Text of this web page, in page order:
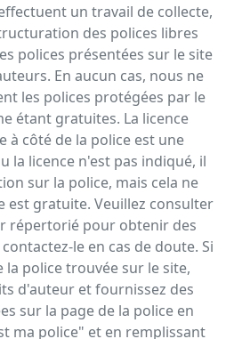
un travail de collecte,
des polices libres
polices présentées sur le site
En aucun cas, nous ne
les polices protégées par le
étant gratuites. La licence
à côté de la police est une
la licence n'est pas indiqué, il
sur la police, mais cela ne
est gratuite. Veuillez consulter
répertorié pour obtenir des
le en cas de doute. Si
la police trouvée sur le site,
d'auteur et fournissez des
sur la page de la police en
ma police" et en remplissant